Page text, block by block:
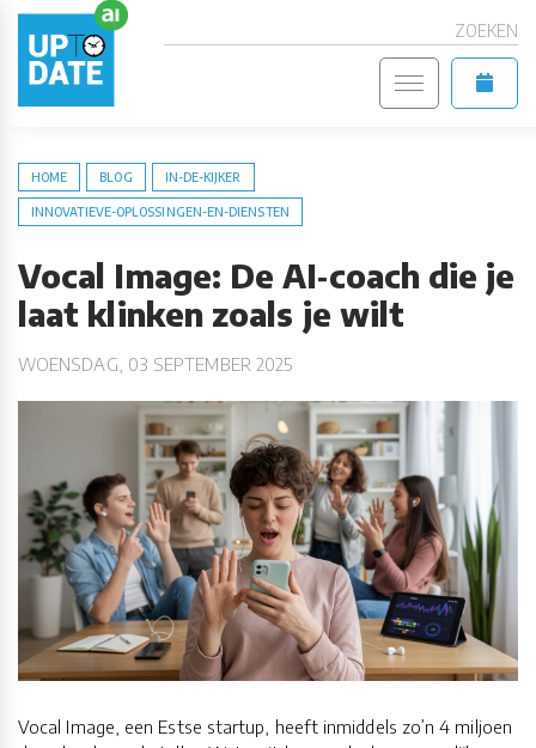
ZOEKEN
HOME BLOG IN-DE-KIJKER
INNOVATIEVE-OPLOSSINGEN-EN-DIENSTEN
Vocal Image: De AI‑coach die je
laat klinken zoals je wilt
WOENSDAG, 03 SEPTEMBER 2025
Vocal Image, een Estse startup, heeft inmiddels zo’n 4 miljoen